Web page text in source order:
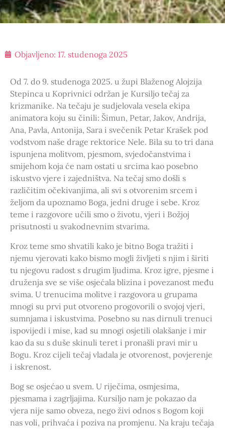
Objavljeno: 17. studenoga 2025
Od 7. do 9. studenoga 2025. u župi Blaženog Alojzija
Stepinca u Koprivnici održan je Kursiljo tečaj za
krizmanike. Na tečaju je sudjelovala vesela ekipa
animatora koju su činili: Šimun, Petar, Jakov, Andrija,
Ana, Pavla, Antonija, Sara i svečenik Petar Krašek pod
vodstvom naše drage rektorice Nele. Bila su to tri dana
ispunjena molitvom, pjesmom, svjedočanstvima i
smijehom koja će nam ostati u srcima kao posebno
iskustvo vjere i zajedništva. Na tečaj smo došli s
različitim očekivanjima, ali svi s otvorenim srcem i
željom da upoznamo Boga, jedni druge i sebe. Kroz
teme i razgovore učili smo o životu, vjeri i Božjoj
prisutnosti u svakodnevnim stvarima.
Kroz teme smo shvatili kako je bitno Boga tražiti i
njemu vjerovati kako bismo mogli življeti s njim i širiti
tu njegovu radost s drugim ljudima. Kroz igre, pjesme i
druženja sve se više osjećala blizina i povezanost među
svima. U trenucima molitve i razgovora u grupama
mnogi su prvi put otvoreno progovorili o svojoj vjeri,
sumnjama i iskustvima. Posebno su nas dirnuli trenuci
ispovijedi i mise, kad su mnogi osjetili olakšanje i mir
kao da su s duše skinuli teret i pronašli pravi mir u
Bogu. Kroz cijeli tečaj vladala je otvorenost, povjerenje
i iskrenost.
Bog se osjećao u svem. U riječima, osmjesima,
pjesmama i zagrljajima. Kursiljo nam je pokazao da
vjera nije samo obveza, nego živi odnos s Bogom koji
nas voli, prihvaća i poziva na promjenu. Na kraju tečaja